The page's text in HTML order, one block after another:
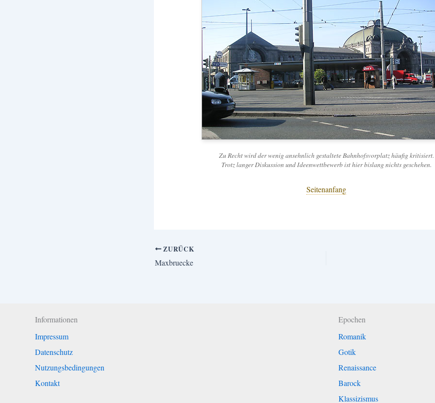
Zu Recht wird der wenig ansehnlich gestaltete Bahnhofsvorplatz häufig kritisiert.
Trotz langer Diskussion und Ideenwettbewerb ist hier bislang nichts geschehen.
Seitenanfang
ZURÜCK
Maxbruecke
Informationen
Impressum
Datenschutz
Nutzungsbedingungen
Kontakt
Epochen
Romanik
Gotik
Renaissance
Barock
Klassizismus